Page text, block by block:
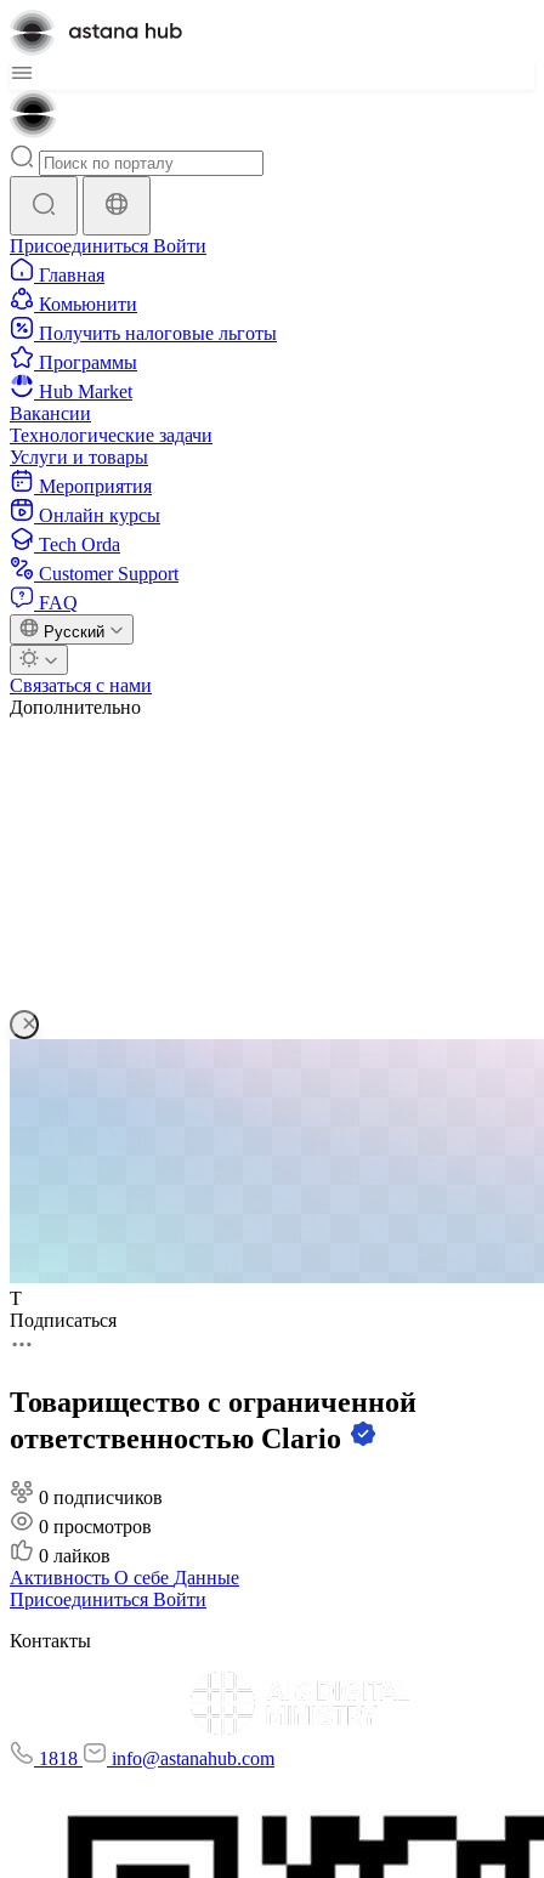
Присоединиться Войти
Главная
Комьюнити
Получить налоговые льготы
Программы
Hub Market
Вакансии
Технологические задачи
Услуги и товары
Мероприятия
Онлайн курсы
Tech Orda
Customer Support
FAQ
Русский
Связаться с нами
Дополнительно
Т
Подписаться
Товарищество с ограниченной
ответственностью Clario
0 подписчиков
0 просмотров
0 лайков
Активность О себе Данные
Присоединиться Войти
Контакты
1818 info@astanahub.com